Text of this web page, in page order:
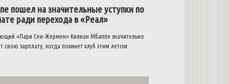
пошел на значительные уступки по
ради перехода в «Реал»
«Пари Сен-Жермен» Килиан Мбаппе значительно
свою зарплату, когда покинет клуб этим летом.